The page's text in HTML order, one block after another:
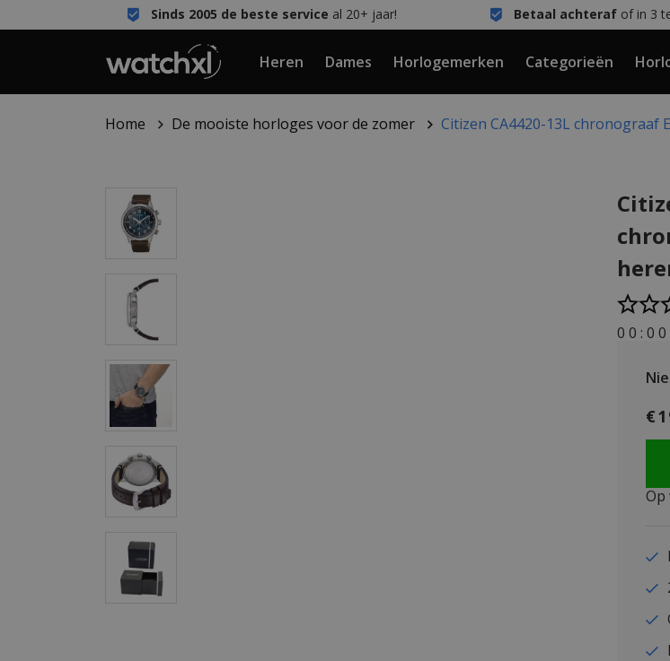
Sinds 2005 de beste service al 20+ jaar! Betaal achterafof in 3
Heren Dames Horlogemerken Categorieën
Home De mooiste horloges voor de zomer
Citizen CA4420-13L chronograaf
0 0 : 0 0
Op